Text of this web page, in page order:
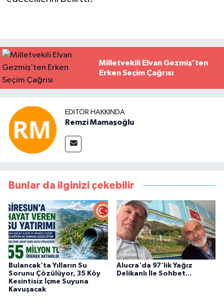
Milletvekili Elvan Gezmiş’ten
Erken Seçim Çağrısı
EDITÖR HAKKINDA
Remzi Mamaşoğlu
Bunlar da ilginizi çekebilir
Bulancak'ta Yılların Su
Sorunu Çözülüyor, 35 Köy
Kesintisiz İçme Suyuna
Kavuşacak
Alucra'da 97'lik Yağız
Delikanlı İle Sohbet...